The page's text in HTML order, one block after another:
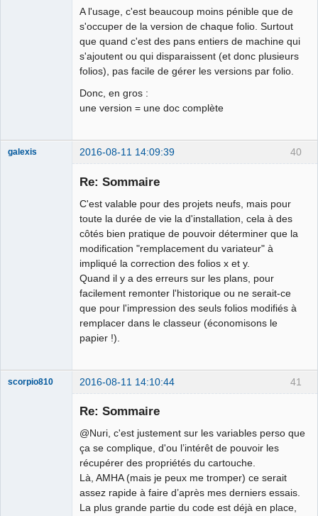
A l'usage, c'est beaucoup moins pénible que de
s'occuper de la version de chaque folio. Surtout
que quand c'est des pans entiers de machine qui
s'ajoutent ou qui disparaissent (et donc plusieurs
folios), pas facile de gérer les versions par folio.
Donc, en gros :
une version = une doc complète
40
galexis 2016-08-11 14:09:39
Re: Sommaire
C'est valable pour des projets neufs, mais pour
toute la durée de vie la d'installation, cela à des
côtés bien pratique de pouvoir déterminer que la
modification "remplacement du variateur" à
impliqué la correction des folios x et y.
Quand il y a des erreurs sur les plans, pour
facilement remonter l'historique ou ne serait-ce
que pour l'impression des seuls folios modifiés à
remplacer dans le classeur (économisons le
papier !).
41
scorpio810 2016-08-11 14:10:44
Re: Sommaire
@Nuri, c'est justement sur les variables perso que
ça se complique, d'ou l’intérêt de pouvoir les
récupérer des propriétés du cartouche.
Là, AMHA (mais je peux me tromper) ce serait
assez rapide à faire d’après mes derniers essais.
La plus grande partie du code est déjà en place,